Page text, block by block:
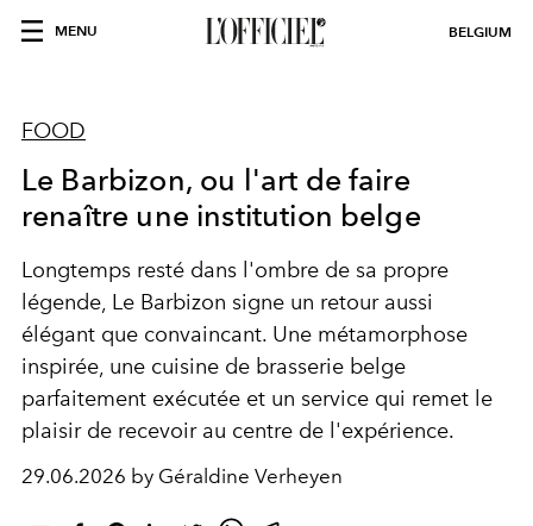
MENU BELGIUM
FOOD
Le Barbizon, ou l'art de faire
renaître une institution belge
Longtemps resté dans l'ombre de sa propre
légende, Le Barbizon signe un retour aussi
élégant que convaincant. Une métamorphose
inspirée, une cuisine de brasserie belge
parfaitement exécutée et un service qui remet le
plaisir de recevoir au centre de l'expérience.
29.06.2026 by Géraldine Verheyen